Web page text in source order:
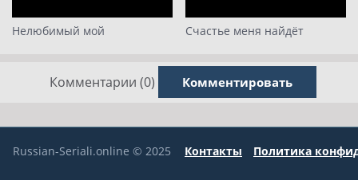
Нелюбимый мой Счастье меня найдёт
Комментарии (0) Комментировать
Russian-Seriali.online © 2025 Контакты Политика